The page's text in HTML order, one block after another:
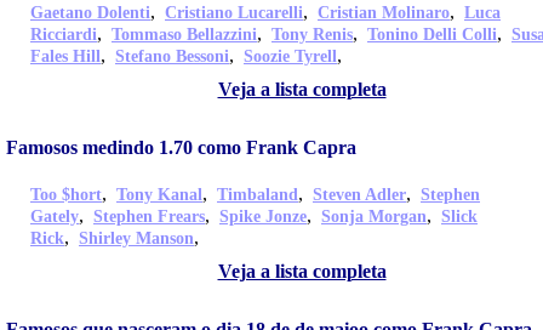
Gaetano Dolenti, Cristiano Lucarelli, Cristian Molinaro, Luca
Ricciardi, Tommaso Bellazzini, Tony Renis, Tonino Delli Colli,
Fales Hill, Stefano Bessoni, Soozie Tyrell,
Veja a lista completa
Famosos medindo 1.70 como Frank Capra
Too $hort, Tony Kanal, Timbaland, Steven Adler, Stephen
Gately, Stephen Frears, Spike Jonze, Sonja Morgan, Slick
Rick, Shirley Manson,
Veja a lista completa